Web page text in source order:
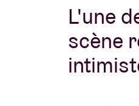
L'une
scène